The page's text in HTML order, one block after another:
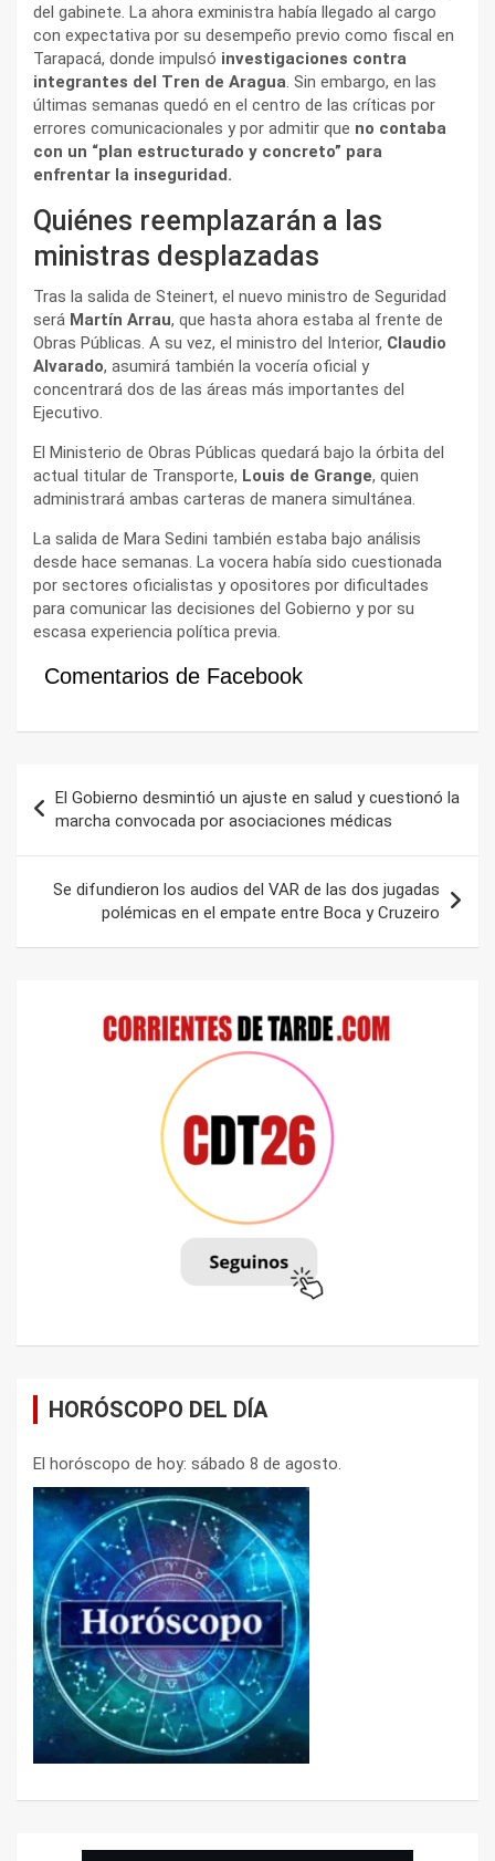
del gabinete. La ahora exministra había llegado al cargo
con expectativa por su desempeño previo como fiscal en
Tarapacá, donde impulsó investigaciones contra
integrantes del Tren de Aragua. Sin embargo, en las
últimas semanas quedó en el centro de las críticas por
errores comunicacionales y por admitir que no contaba
con un “plan estructurado y concreto” para
enfrentar la inseguridad.
Quiénes reemplazarán a las
ministras desplazadas
Tras la salida de Steinert, el nuevo ministro de Seguridad
será Martín Arrau, que hasta ahora estaba al frente de
Obras Públicas. A su vez, el ministro del Interior, Claudio
Alvarado, asumirá también la vocería oficial y
concentrará dos de las áreas más importantes del
Ejecutivo.
El Ministerio de Obras Públicas quedará bajo la órbita del
actual titular de Transporte, Louis de Grange, quien
administrará ambas carteras de manera simultánea.
La salida de Mara Sedini también estaba bajo análisis
desde hace semanas. La vocera había sido cuestionada
por sectores oficialistas y opositores por dificultades
para comunicar las decisiones del Gobierno y por su
escasa experiencia política previa.
Comentarios de Facebook
de
entradas
El Gobierno desmintió un ajuste en salud y cuestionó la
marcha convocada por asociaciones médicas
Se difundieron los audios del VAR de las dos jugadas
polémicas en el empate entre Boca y Cruzeiro
HORÓSCOPO DEL DÍA
El horóscopo de hoy: sábado 8 de agosto.